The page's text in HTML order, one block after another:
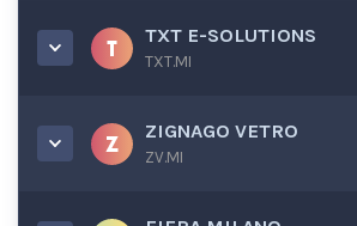
TXT E-SOLUTIONS
TXT.MI
ZIGNAGO VETRO
ZV.MI